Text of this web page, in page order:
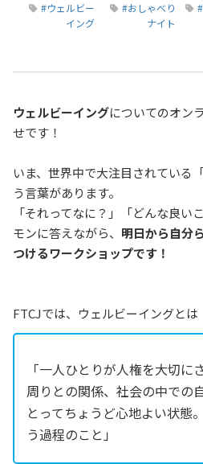
#ウェルビー
イング
#おしゃべり
ナイト
ウェルビーイングについてのオン
せです！
いま、世界中で大注目されている
う言葉があります。
「それってなに？」「どんな良い
モンに答えながら、 明日から自分
つけるワークショップです！
FTCJでは、ウェルビーイングとは
「一人ひとりが人権を大切に
周りとの関係、社会の中での
とってちょうど心地よい状態
う過程のこと」